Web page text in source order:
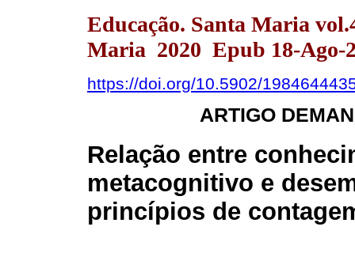
Educação. Santa Maria
Maria 2020 Epub 18-Ago-
https://doi.org/10.5902/
ARTIGO
Relação entre
metacognitivo e
princípios de